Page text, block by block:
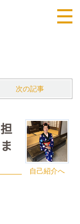
次の記事
自己紹介へ